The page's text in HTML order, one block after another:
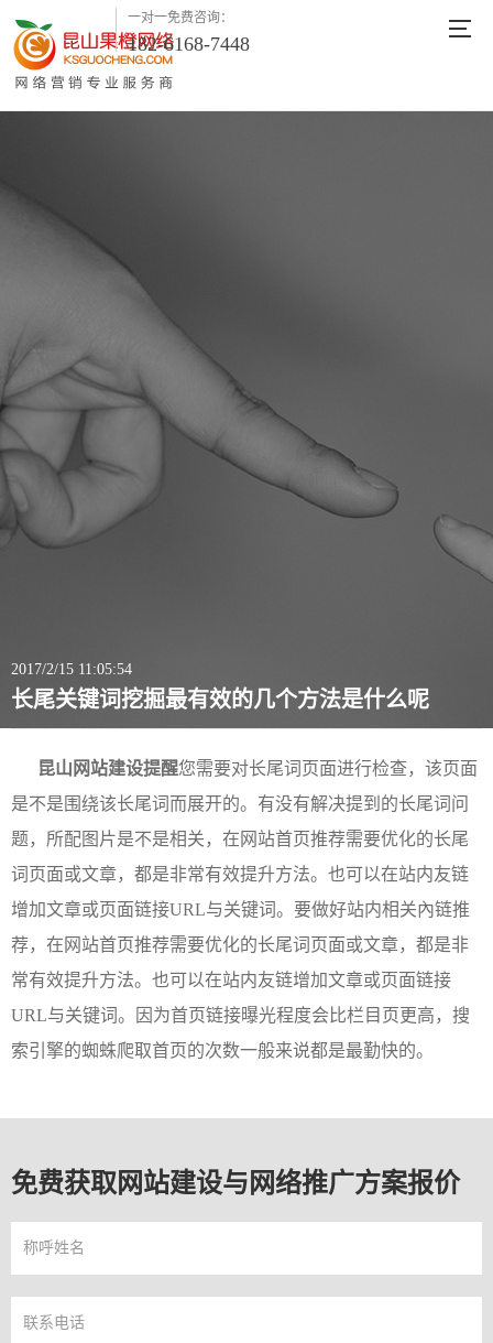
一对一免费咨询：
182-6168-7448
2017/2/15 11:05:54
长尾关键词挖掘最有效的几个方法是什么呢
昆山网站建设提醒您需要对长尾词页面进行检查，该页面
是不是围绕该长尾词而展开的。有没有解决提到的长尾词问
题，所配图片是不是相关，在网站首页推荐需要优化的长尾
词页面或文章，都是非常有效提升方法。也可以在站内友链
增加文章或页面链接URL与关键词。要做好站内相关內链推
荐，在网站首页推荐需要优化的长尾词页面或文章，都是非
常有效提升方法。也可以在站内友链增加文章或页面链接
URL与关键词。因为首页链接曝光程度会比栏目页更高，搜
索引擎的蜘蛛爬取首页的次数一般来说都是最勤快的。
免费获取网站建设与网络推广方案报价